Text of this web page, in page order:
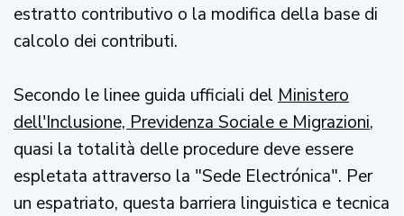
estratto contributivo o la modifica della base di
calcolo dei contributi.
Secondo le linee guida ufficiali del Ministero
dell'Inclusione, Previdenza Sociale e Migrazioni,
quasi la totalità delle procedure deve essere
espletata attraverso la "Sede Electrónica". Per
un espatriato, questa barriera linguistica e tecnica